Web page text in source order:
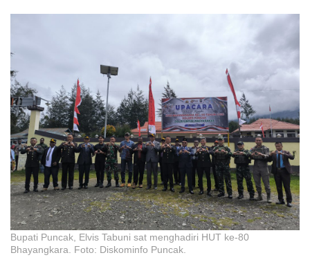
Bupati Puncak, Elvis Tabuni sat menghadiri HUT ke-80
Bhayangkara. Foto: Diskominfo Puncak.